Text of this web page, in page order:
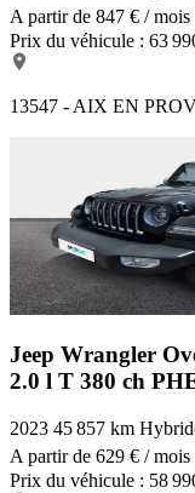
A partir de 847 € / mois
Prix du véhicule : 63
13547 - AIX EN
Jeep Wrangler
2.0 l T 380 ch
2023 45 857 km
A partir de 629 € / mois
Prix du véhicule : 58